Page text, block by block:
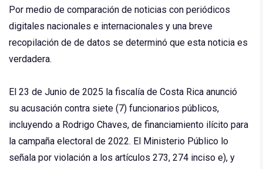
Por medio de comparación de noticias con periódicos
digitales nacionales e internacionales y una breve
recopilación de de datos se determinó que esta noticia es
verdadera.
El 23 de Junio de 2025 la fiscalía de Costa Rica anunció
su acusación contra siete (7) funcionarios públicos,
incluyendo a Rodrigo Chaves, de financiamiento ilícito para
la campaña electoral de 2022. El Ministerio Público lo
señala por violación a los artículos 273, 274 inciso e), y